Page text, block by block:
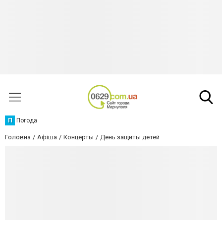
П Погода
Головна Афіша Концерты День защиты детей